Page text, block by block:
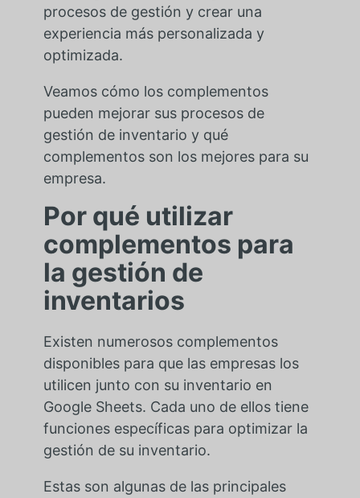
procesos de gestión y crear una
experiencia más personalizada y
optimizada.
Veamos cómo los complementos
pueden mejorar sus procesos de
gestión de inventario y qué
complementos son los mejores para su
empresa.
Por qué utilizar
complementos para
la gestión de
inventarios
Existen numerosos complementos
disponibles para que las empresas los
utilicen junto con su inventario en
Google Sheets. Cada uno de ellos tiene
funciones específicas para optimizar la
gestión de su inventario.
Estas son algunas de las principales